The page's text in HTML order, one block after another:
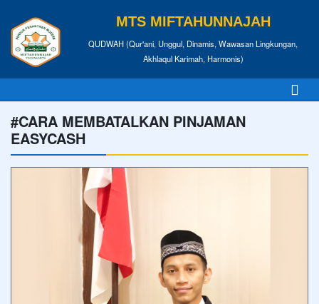
MTS MIFTAHUNNAJAH
QUDWAH (Qur'ani, Unggul, Dinamis, Wawasan Lingkungan,
Akhlaqul Karimah, Harmonis)
#CARA MEMBATALKAN PINJAMAN
EASYCASH